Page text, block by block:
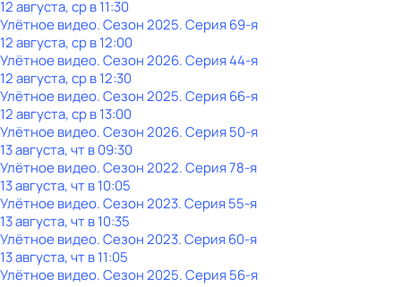
12 августа, ср в 11:30
Улётное видео. Сезон 2025. Серия 69-я
12 августа, ср в 12:00
Улётное видео. Сезон 2026. Серия 44-я
12 августа, ср в 12:30
Улётное видео. Сезон 2025. Серия 66-я
12 августа, ср в 13:00
Улётное видео. Сезон 2026. Серия 50-я
13 августа, чт в 09:30
Улётное видео. Сезон 2022. Серия 78-я
13 августа, чт в 10:05
Улётное видео. Сезон 2023. Серия 55-я
13 августа, чт в 10:35
Улётное видео. Сезон 2023. Серия 60-я
13 августа, чт в 11:05
Улётное видео. Сезон 2025. Серия 56-я